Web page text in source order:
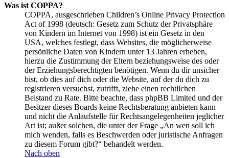
Was ist COPPA?
COPPA, ausgeschrieben Children’s Online Privacy Protection
Act of 1998 (deutsch: Gesetz zum Schutz der Privatsphäre
von Kindern im Internet von 1998) ist ein Gesetz in den
USA, welches festlegt, dass Websites, die möglicherweise
persönliche Daten von Kindern unter 13 Jahren erheben,
hierzu die Zustimmung der Eltern beziehungsweise des oder
der Erziehungsberechtigten benötigen. Wenn du dir unsicher
bist, ob dies auf dich oder die Website, auf der du dich zu
registrieren versuchst, zutrifft, ziehe einen rechtlichen
Beistand zu Rate. Bitte beachte, dass phpBB Limited und der
Besitzer dieses Boards keine Rechtsberatung anbieten kann
und nicht die Anlaufstelle für Rechtsangelegenheiten jeglicher
Art ist; außer solchen, die unter der Frage „An wen soll ich
mich wenden, falls es Beschwerden oder juristische Anfragen
zu diesem Forum gibt?“ behandelt werden.
Nach oben